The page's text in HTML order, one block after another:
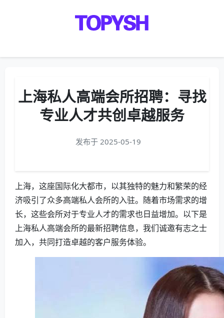
上海私人高端会所招聘：寻找
专业人才共创卓越服务
发布于 2025-05-19
上海，这座国际化大都市，以其独特的魅力和繁荣的经
济吸引了众多高端私人会所的入驻。随着市场需求的增
长，这些会所对于专业人才的需求也日益增加。以下是
上海私人高端会所的最新招聘信息，我们诚邀有志之士
加入，共同打造卓越的客户服务体验。